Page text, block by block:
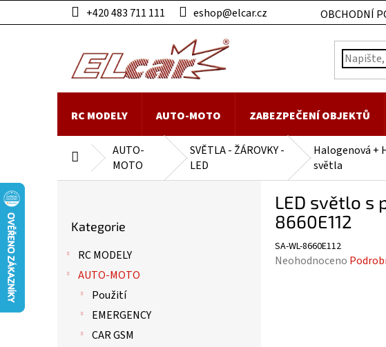
na
+420 483 711 111 eshop@elcar.cz OBCHODNÍ
RC MODELY AUTO-MOTO ZABEZPEČENÍ OBJEKTŮ
Domů
AUTO-
MOTO
SVĚTLA - ŽÁROVKY -
LED
Halogenová +
světla
kategorie
Kategorie
RC MODELY
AUTO-MOTO
Použití
EMERGENCY
CAR GSM
LED světlo s
8660E112
SA-WL-8660E112
Průměrné
Neohodnoceno